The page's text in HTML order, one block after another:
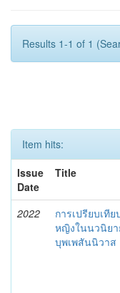
Results 1-1 of 1
Item hits:
Issue
Date
Title
2022
การเปรียบเที
หญิงในนวนิยา
บุพเพสันนิวาส